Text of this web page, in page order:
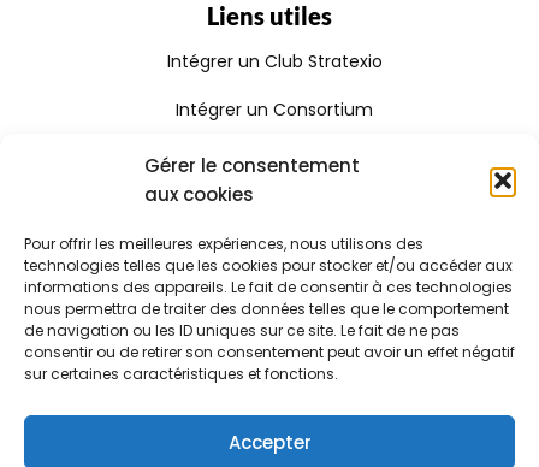
Gérer le consentement
aux cookies
Pour offrir les meilleures expériences, nous utilisons des
technologies telles que les cookies pour stocker et/ou accéder aux
informations des appareils. Le fait de consentir à ces technologies
nous permettra de traiter des données telles que le comportement
de navigation ou les ID uniques sur ce site. Le fait de ne pas
consentir ou de retirer son consentement peut avoir un effet négatif
sur certaines caractéristiques et fonctions.
Accepter
Liens utiles
Intégrer un Club Stratexio
Intégrer un Consortium
Rejoindre le Réseau Stratexio
Gouvernance
Rapport d'activité
Consulter le certificat Qualiopi
Stratexio | Copyright © 2025